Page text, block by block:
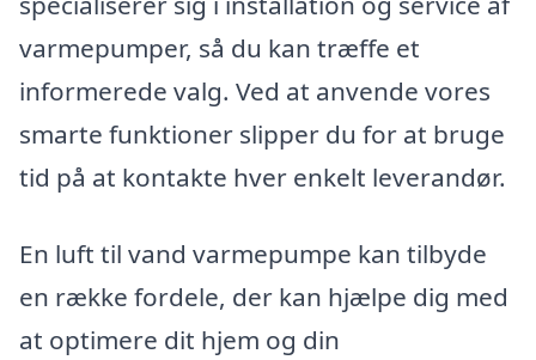
varmepumper, så du kan træffe et
informerede valg. Ved at anvende vores
smarte funktioner slipper du for at bruge
tid på at kontakte hver enkelt leverandør.
En luft til vand varmepumpe kan tilbyde
en række fordele, der kan hjælpe dig med
at optimere dit hjem og din